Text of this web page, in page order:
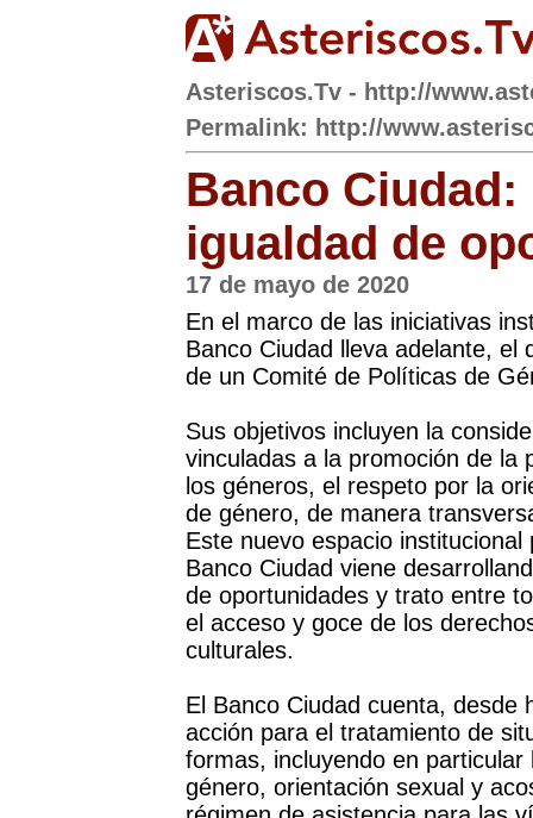
Asteriscos.Tv - http://
Permalink: http://
Banco
igualdad de
17 de mayo de 2020
En el marco de las iniciativas
Banco Ciudad lleva adelante, el
de un Comité de Políticas de
Sus objetivos incluyen la
vinculadas a la promoción de la
los géneros, el respeto por la
de género, de manera
Este nuevo espacio
Banco Ciudad viene
de oportunidades y trato entre
el acceso y goce de los
culturales.
El Banco Ciudad cuenta, desde
acción para el tratamiento de
formas, incluyendo en
género, orientación sexual y